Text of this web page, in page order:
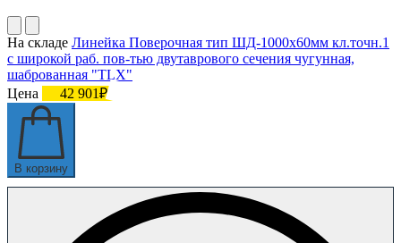
На складе Линейка Поверочная тип ШД-1000х60мм кл.точн.1
с широкой раб. пов-тью двутаврового сечения чугунная,
шаброванная "TLX"
Цена
42 901₽
В корзину